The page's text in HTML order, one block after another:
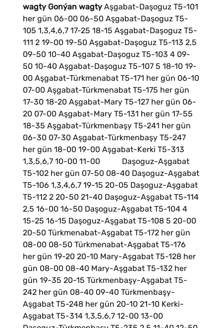
wagty Gonýan wagtyAşgabat-Daşoguz T5-101
her gün 06-00 06-50 Aşgabat-Daşoguz T5-
105 1,3,4,6,7 17-25 18-15 Aşgabat-Daşoguz T5-
111 2 19-00 19-50 Aşgabat-Daşoguz T5-113 2,5
09-50 10-40 Aşgabat-Daşoguz T5-103 4 09-
50 10-40 Aşgabat-Daşoguz T5-107 5 18-10 19-
00 Aşgabat-Türkmenabat T5-171 her gün 06-10
07-00 Aşgabat-Türkmenabat T5-175 her gün
17-30 18-20 Aşgabat-Mary Т5-127 her gün 06-
20 07-00 Aşgabat-Mary Т5-131 her gün 17-55
18-35 Aşgabat-Türkmenbaşy T5-241 her gün
06-30 07-30 Aşgabat-Türkmenbaşy T5-247
her gün 18-00 19-00 Aşgabat-Kerki T5-313
1,3,5,6,7 10-00 11-00 Daşoguz-Aşgabat
T5-102 her gün 07-50 08-40 Daşoguz-Aşgabat
T5-106 1,3,4,6,7 19-15 20-05 Daşoguz-Aşgabat
T5-112 2 20-50 21-40 Daşoguz-Aşgabat T5-114
2,5 16-00 16-50 Daşoguz-Aşgabat T5-104 4
15-25 16-15 Daşoguz-Aşgabat T5-108 5 20-00
20-50 Türkmenabat-Aşgabat T5-172 her gün
08-00 08-50 Türkmenabat-Aşgabat T5-176
her gün 19-20 20-10 Mary-Aşgabat Т5-128 her
gün 08-00 08-40 Mary-Aşgabat Т5-132 her
gün 19-35 20-15 Türkmenbaşy-Aşgabat T5-
242 her gün 08-40 09-40 Türkmenbaşy-
Aşgabat T5-248 her gün 20-10 21-10 Kerki-
Aşgabat T5-314 1,3,5,6,7 12-00 13-00